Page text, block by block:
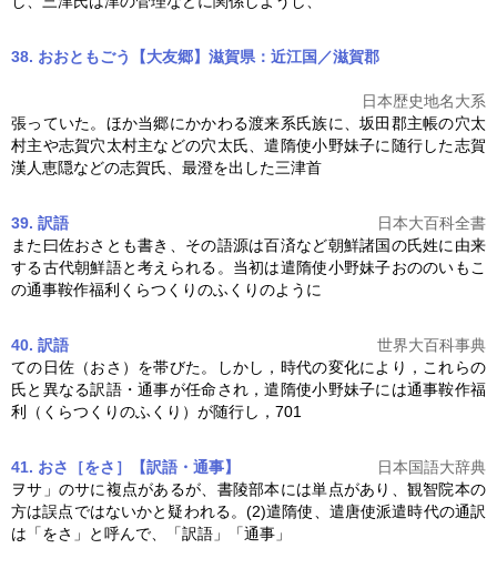
38. おおともごう【大友郷】滋賀県：近江国／滋賀郡
日本歴史地名大系
張っていた。ほか当郷にかかわる渡来系氏族に、坂田郡主帳の穴太
村主や志賀穴太村主などの穴太氏、遣隋使小野妹子に随行した志賀
漢人恵隠などの志賀氏、最澄を出した三津首
39. 訳語
日本大百科全書
また曰佐おさとも書き、その語源は百済など朝鮮諸国の氏姓に由来
する古代朝鮮語と考えられる。当初は遣隋使小野妹子おののいもこ
の通事鞍作福利くらつくりのふくりのように
40. 訳語
世界大百科事典
ての日佐（おさ）を帯びた。しかし，時代の変化により，これらの
氏と異なる訳語・通事が任命され，遣隋使小野妹子には通事鞍作福
利（くらつくりのふくり）が随行し，701
41. おさ［をさ］【訳語・通事】
日本国語大辞典
ヲサ」のサに複点があるが、書陵部本には単点があり、観智院本の
方は誤点ではないかと疑われる。(2)遣隋使、遣唐使派遣時代の通訳
は「をさ」と呼んで、「訳語」「通事」